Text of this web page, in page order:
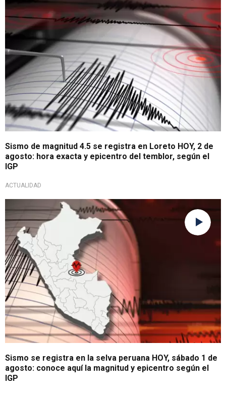
Sismo de magnitud 4.5 se registra en Loreto HOY, 2 de
agosto: hora exacta y epicentro del temblor, según el
IGP
ACTUALIDAD
La tierra sigue temblando
Sismo se registra en la selva peruana HOY, sábado 1 de
agosto: conoce aquí la magnitud y epicentro según el
IGP